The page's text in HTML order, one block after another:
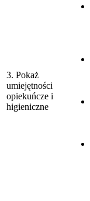
3. Pokaż
umiejętności
opiekuńcze i
higieniczne